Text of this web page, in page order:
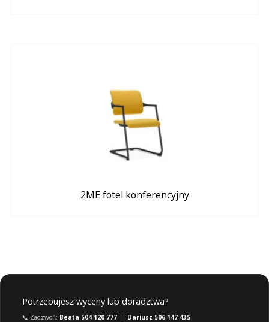
2ME fotel konferencyjny
Potrzebujesz wyceny lub doradztwa?
📞 Zadzwoń: Beata 504 120 777 | Dariusz 506 147 435